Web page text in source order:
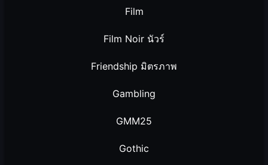
Film
Film Noir นัวร์
Friendship มิตรภาพ
Gambling
GMM25
Gothic